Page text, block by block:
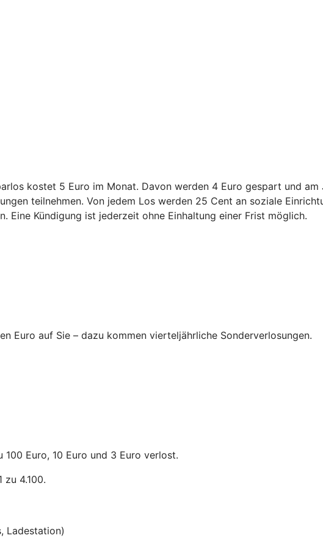
kostet 5 Euro im Monat. Davon werden 4 Euro gespart und
teilnehmen. Von jedem Los werden 25 Cent an soziale
Eine Kündigung ist jederzeit ohne Einhaltung einer Frist möglich.
Euro auf Sie – dazu kommen vierteljährliche Sonderverlosungen.
Euro, 10 Euro und 3 Euro verlost.
zu 4.100.
Ladestation)